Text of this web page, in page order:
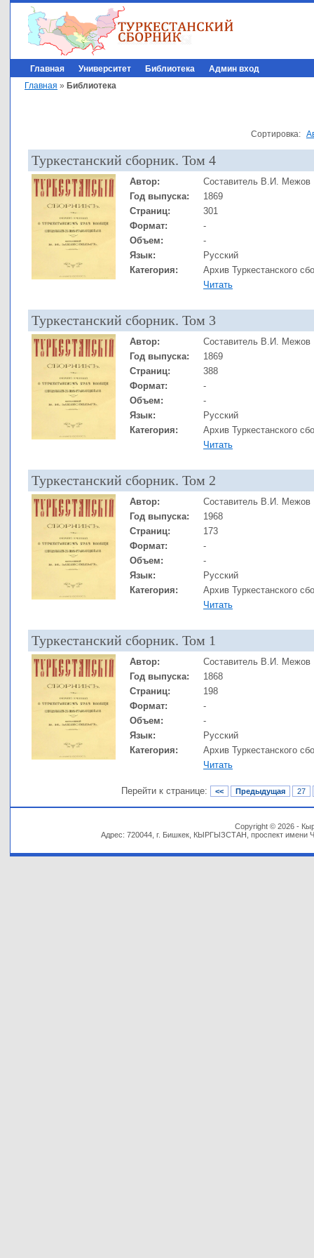
Главная Университет Библиотека
Админ вход
Главная » Библиотека
Сортировка:
Туркестанский сборник. Том 4
Автор:
Составитель В.И. Межов
Год выпуска:
1869
Страниц:
301
Формат:
-
Объем:
-
Язык:
Русский
Категория:
Архив Туркестанского
Читать
Туркестанский сборник. Том 3
Автор:
Составитель В.И. Межов
Год выпуска:
1869
Страниц:
388
Формат:
-
Объем:
-
Язык:
Русский
Категория:
Архив Туркестанского
Читать
Туркестанский сборник. Том 2
Автор:
Составитель В.И. Межов
Год выпуска:
1968
Страниц:
173
Формат:
-
Объем:
-
Язык:
Русский
Категория:
Архив Туркестанского
Читать
Туркестанский сборник. Том 1
Автор:
Cоставитель В.И. Межов
Год выпуска:
1868
Страниц:
198
Формат:
-
Объем:
-
Язык:
Русский
Категория:
Архив Туркестанского
Читать
Перейти к странице: << Предыдущая 27
Copyright © 2026 -
Адрес: 720044, г. Бишкек, КЫРГЫЗСТАН, проспект имени